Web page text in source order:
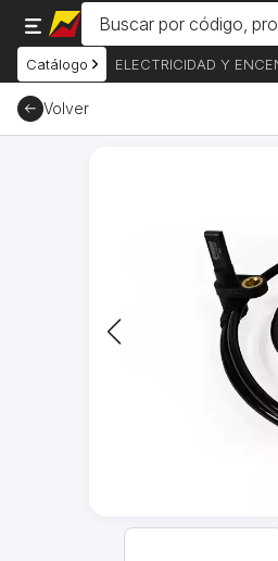
Catálogo ELECTRICIDAD Y
Volver